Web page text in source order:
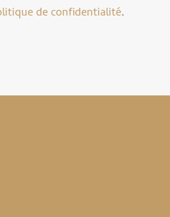
de confidentialité.